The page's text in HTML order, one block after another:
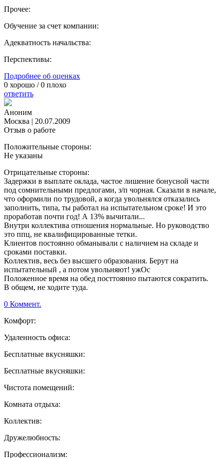
Прочее:
Обучение за счет компании:
Адекватность начальства:
Перспективы:
Подробнее об оценках
0 хорошо /0 плохо
ответить
Аноним
Москва | 20.07.2009
Отзыв о работе
Положительные стороны:
Не указаны
Отрицательные стороны:
Задержки в выплате оклада, частое лишение бонусной части
под сомнительными предлогами, з/п чорная. Сказали в начале,
что оформили по трудовой, а когда увольнялся отказались
заполнить, типа, ты работал на испытательном сроке! И это
проработав почти год! А 13% вычитали...
Внутри коллектива отношения нормальные. Но руководство
это ппц, не квалифицированные тетки.
Клиентов постоянно обманывали с наличием на складе и
сроками поставки.
Коллектив, весь без высшего образования. Берут на
испытательный , а потом увольняют! ужОс
Положенное время на обед посттоянно пытаются сократить.
В общем, не ходите туда.
0 Коммент.
Комфорт:
Удаленность офиса:
Бесплатные вкусняшки:
Бесплатные вкусняшки:
Чистота помещений:
Комната отдыха:
Коллектив:
Дружелюбность:
Профессионализм: